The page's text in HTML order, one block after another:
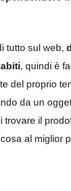
tutto sul web,
, quindi è
del proprio
da un
trovare il
al miglior